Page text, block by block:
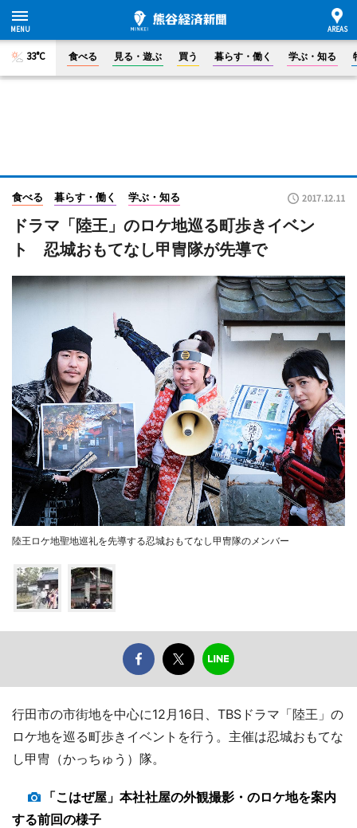
33°C 食べる 見る・遊ぶ 買う 暮らす・働く 学ぶ・知る
食べる 暮らす・働く 学ぶ・知る 2017.12.11
ドラマ「陸王」のロケ地巡る町歩きイベン
ト 忍城おもてなし甲冑隊が先導で
陸王ロケ地聖地巡礼を先導する忍城おもてなし甲冑隊のメンバー
行田市の市街地を中心に12月16日、TBSドラマ「陸王」の
ロケ地を巡る町歩きイベントを行う。主催は忍城おもてな
し甲冑（かっちゅう）隊。
「こはぜ屋」本社社屋の外観撮影・のロケ地を案内
する前回の様子